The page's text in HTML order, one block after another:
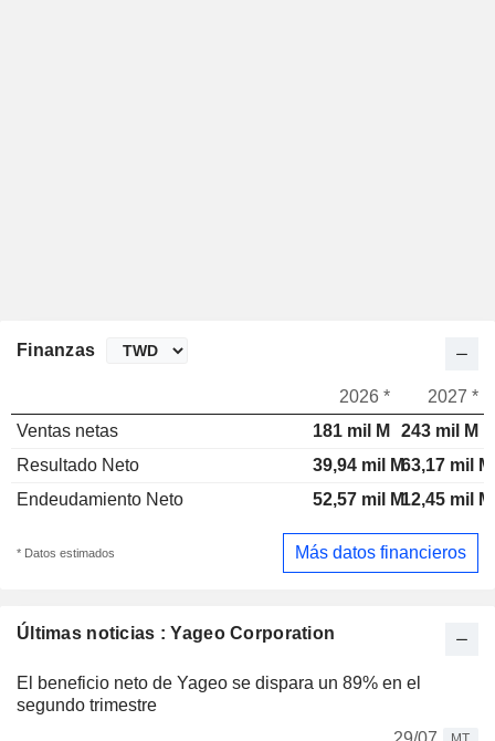
Últimas noticias : Yageo Corporation
El beneficio neto de Yageo se dispara un 89% en el
segundo trimestre
Finanzas
2026 *
2027 *
Ventas netas
181 mil M
243 mil M
Resultado Neto
39,94 mil M63,17 mil M
Endeudamiento Neto
52,57 mil M12,45 mil M
* Datos estimados Más datos financieros